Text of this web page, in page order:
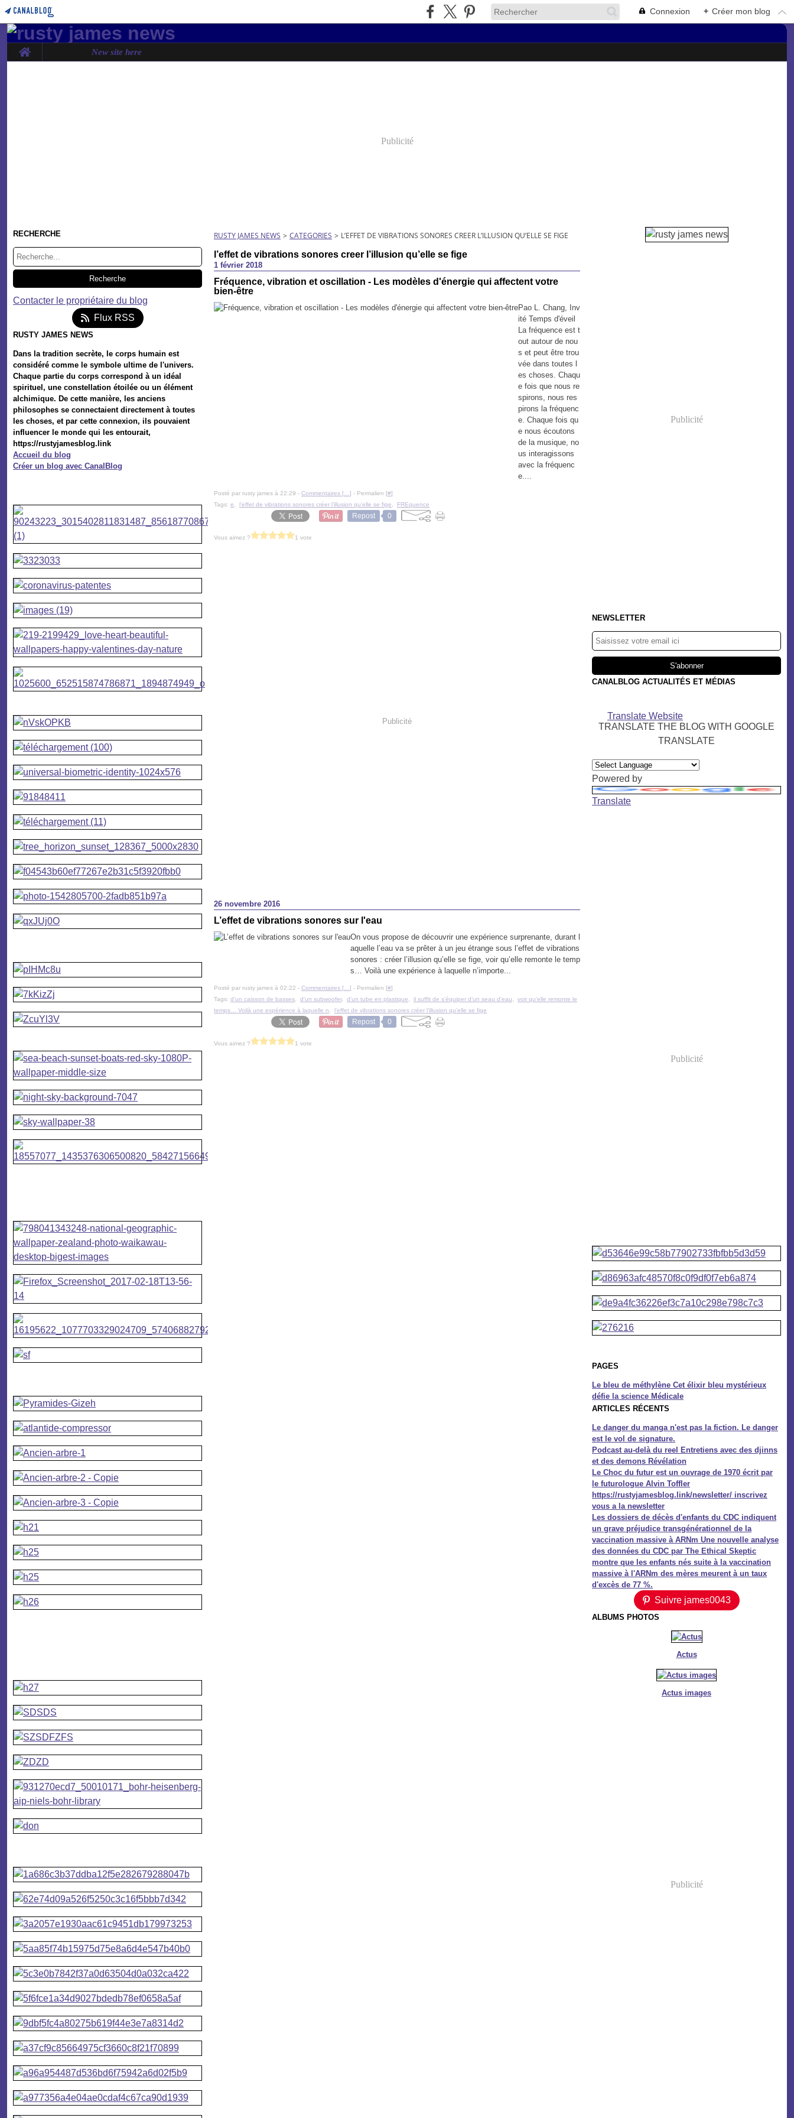
Connexion + Créer mon blog
Home New site here
Publicité
RECHERCHE
Contacter le propriétaire du blog
Flux RSS
RUSTY JAMES NEWS
Dans la tradition secrète, le corps humain est
considéré comme le symbole ultime de l'univers.
Chaque partie du corps correspond à un idéal
spirituel, une constellation étoilée ou un élément
alchimique. De cette manière, les anciens
philosophes se connectaient directement à toutes
les choses, et par cette connexion, ils pouvaient
influencer le monde qui les entourait,
https://rustyjamesblog.link
Accueil du blog
Créer un blog avec CanalBlog
RUSTY JAMES NEWS > CATEGORIES > L’EFFET DE VIBRATIONS SONORES CREER L’ILLUSION QU’ELLE SE FIGE
l’effet de vibrations sonores creer l’illusion qu’elle se fige
1 février 2018
Fréquence, vibration et oscillation - Les modèles d'énergie qui affectent votre
bien-être
Pao L. Chang, Inv
ité Temps d'éveil
La fréquence est t
out autour de nou
s et peut être trou
vée dans toutes l
es choses. Chaqu
e fois que nous re
spirons, nous res
pirons la fréquenc
e. Chaque fois qu
e nous écoutons
de la musique, no
us interagissons
avec la fréquenc
e....
Posté par rusty james à 22:29 - Commentaires [ ] - Permalien [#]
Tags: e l’effet de vibrations sonores créer l’illusion qu’elle se fige FREquence
Repost 0
Vous aimez ? 1 vote
Publicité
26 novembre 2016
L’effet de vibrations sonores sur l'eau
On vous propose de découvrir une expérience surprenante, durant l
aquelle l’eau va se prêter à un jeu étrange sous l’effet de vibrations
sonores : créer l’illusion qu’elle se fige, voir qu’elle remonte le temp
s… Voilà une expérience à laquelle n’importe...
Posté par rusty james à 02:22 - Commentaires [ ] - Permalien [#]
Tags: d’un caisson de basses d’un subwoofer, d’un tube en plastique il suffit de s’équiper d’un seau d’eau
voir qu’elle remonte le
temps… Voilà une expérience à laquelle n
l’effet de vibrations sonores créer l’illusion qu’elle se fige
Repost 0
Vous aimez ? 1 vote
Publicité
NEWSLETTER
CANALBLOG ACTUALITÉS ET MÉDIAS
Translate Website
TRANSLATE THE BLOG WITH GOOGLE
TRANSLATE
Powered by
Translate
Publicité
PAGES
Le bleu de méthylène Cet élixir bleu mystérieux
défie la science Médicale
ARTICLES RÉCENTS
Le danger du manga n'est pas la fiction. Le danger
est le vol de signature.
Podcast au-delà du reel Entretiens avec des djinns
et des demons Révélation
Le Choc du futur est un ouvrage de 1970 écrit par
le futurologue Alvin Toffler
https://rustyjamesblog.link/newsletter/ inscrivez
vous a la newsletter
Les dossiers de décès d'enfants du CDC indiquent
un grave préjudice transgénérationnel de la
vaccination massive à ARNm Une nouvelle analyse
des données du CDC par The Ethical Skeptic
montre que les enfants nés suite à la vaccination
massive à l'ARNm des mères meurent à un taux
d'excès de 77 %.
Suivre james0043
ALBUMS PHOTOS
Actus
Actus images
Publicité